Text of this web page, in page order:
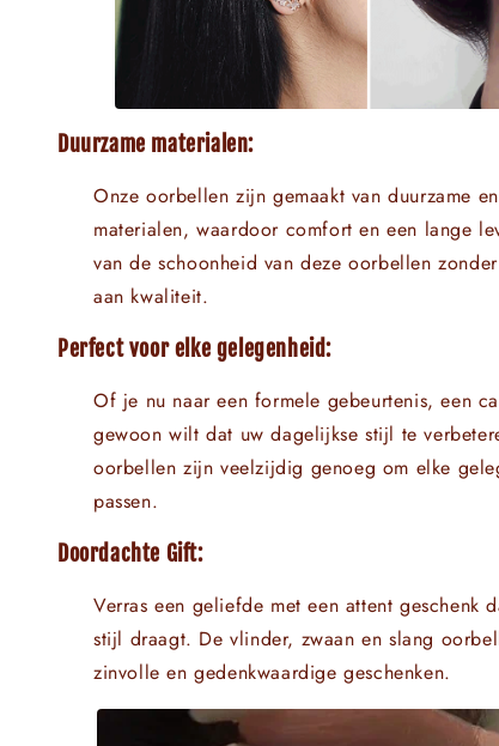
Duurzame materialen:
Onze oorbellen zijn gemaakt van duurzame
materialen, waardoor comfort en een lange
van de schoonheid van deze oorbellen
aan kwaliteit.
Perfect voor elke gelegenheid:
Of je nu naar een formele gebeurtenis, een
gewoon wilt dat uw dagelijkse stijl te
oorbellen zijn veelzijdig genoeg om elke
passen.
Doordachte Gift:
Verras een geliefde met een attent geschenk
stijl draagt. De vlinder, zwaan en slang
zinvolle en gedenkwaardige geschenken.